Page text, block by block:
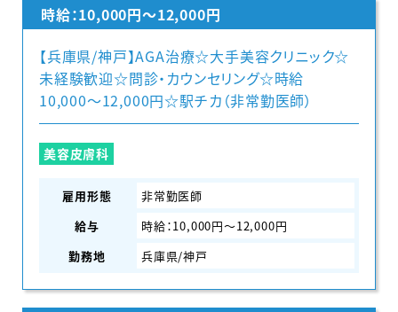
時給：10,000円〜12,000円
【兵庫県/神戸】AGA治療☆大手美容クリニック☆
未経験歓迎☆問診・カウンセリング☆時給
10,000〜12,000円☆駅チカ（非常勤医師）
美容皮膚科
雇用形態
非常勤医師
給与
時給：10,000円〜12,000円
勤務地
兵庫県/神戸